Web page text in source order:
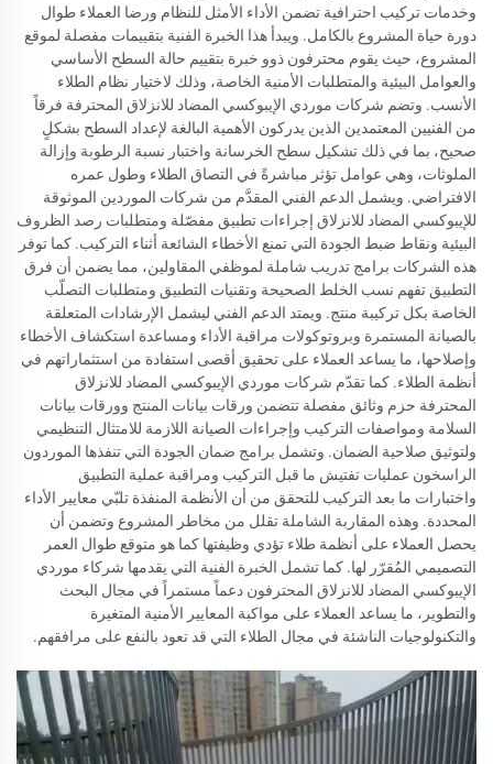
وخدمات تركيب احترافية تضمن الأداء الأمثل للنظام ورضا العملاء طوال
دورة حياة المشروع بالكامل. ويبدأ هذا الخبرة الفنية بتقييمات مفصلة لموقع
المشروع، حيث يقوم محترفون ذوو خبرة بتقييم حالة السطح الأساسي
والعوامل البيئية والمتطلبات الأمنية الخاصة، وذلك لاختيار نظام الطلاء
الأنسب. وتضم شركات موردي الإيبوكسي المضاد للانزلاق المحترفة فرقاً
من الفنيين المعتمدين الذين يدركون الأهمية البالغة لإعداد السطح بشكلٍ
صحيح، بما في ذلك تشكيل سطح الخرسانة واختبار نسبة الرطوبة وإزالة
الملوثات، وهي عوامل تؤثر مباشرةً في التصاق الطلاء وطول عمره
الافتراضي. ويشمل الدعم الفني المقدَّم من شركات الموردين الموثوقة
للإيبوكسي المضاد للانزلاق إجراءات تطبيق مفصّلة ومتطلبات رصد الظروف
البيئية ونقاط ضبط الجودة التي تمنع الأخطاء الشائعة أثناء التركيب. كما توفر
هذه الشركات برامج تدريب شاملة لموظفي المقاولين، مما يضمن أن فرق
التطبيق تفهم نسب الخلط الصحيحة وتقنيات التطبيق ومتطلبات التصلّب
الخاصة بكل تركيبة منتج. ويمتد الدعم الفني ليشمل الإرشادات المتعلقة
بالصيانة المستمرة وبروتوكولات مراقبة الأداء ومساعدة استكشاف الأخطاء
وإصلاحها، ما يساعد العملاء على تحقيق أقصى استفادة من استثماراتهم في
أنظمة الطلاء. كما تقدّم شركات موردي الإيبوكسي المضاد للانزلاق
المحترفة حزم وثائق مفصلة تتضمن ورقات بيانات المنتج وورقات بيانات
السلامة ومواصفات التركيب وإجراءات الصيانة اللازمة للامتثال التنظيمي
ولتوثيق صلاحية الضمان. وتشمل برامج ضمان الجودة التي تنفذها الموردون
الراسخون عمليات تفتيش ما قبل التركيب ومراقبة عملية التطبيق
واختبارات ما بعد التركيب للتحقق من أن الأنظمة المنفذة تلبّي معايير الأداء
المحددة. وهذه المقاربة الشاملة تقلل من مخاطر المشروع وتضمن أن
يحصل العملاء على أنظمة طلاء تؤدي وظيفتها كما هو متوقع طوال العمر
التصميمي المُقرّر لها. كما تشمل الخبرة الفنية التي يقدمها شركاء موردي
الإيبوكسي المضاد للانزلاق المحترفون دعماً مستمراً في مجال البحث
والتطوير، ما يساعد العملاء على مواكبة المعايير الأمنية المتغيرة
والتكنولوجيات الناشئة في مجال الطلاء التي قد تعود بالنفع على مرافقهم.